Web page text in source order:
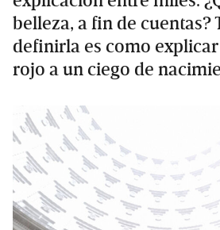
belleza, a fin de cuentas?
definirla es como
rojo a un ciego de